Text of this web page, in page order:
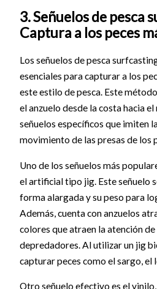
3. Señuelos de pesca
Captura a los peces
Los señuelos de pesca
esenciales para capturar a los
este estilo de pesca. Este
el anzuelo desde la costa hacia
señuelos específicos que imiten
movimiento de las presas de los
Uno de los señuelos más
el artificial tipo jig. Este señuelo
forma alargada y su peso para
Además, cuenta con anzuelos
colores que atraen la atención de
depredadores. Al utilizar un jig
capturar peces como el sargo, el
Otro señuelo efectivo es el